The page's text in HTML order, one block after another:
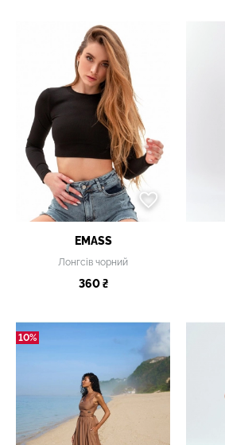
EMASS
Лонгсів чорний
360 ₴
10%